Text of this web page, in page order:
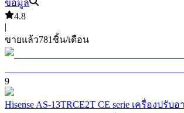
ข้อมูล
4.8
|
ขายแล้ว781 ชิ้น/เดือน
9
Hisense AS-13TRCE2T CE serie เครื่องปรั